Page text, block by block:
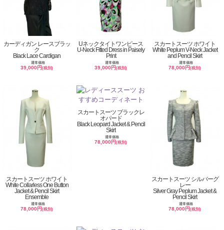
カーディガン レースブラッ
ク
Black Lace Cardigan
通常価格
39,000円(税別)
Uネックタイトワンピース
U-Neck Fitted Dress in Paisely
Print
通常価格
39,000円(税別)
スカートスーツ ホワイト
White Peplum V-Neck Jacket
and Pencil Skirt
通常価格
78,000円(税別)
スカートスーツ ホワイト
White Collarless One Button
Jacket & Pencil Skirt
Ensemble
通常価格
78,000円(税別)
スカートスーツ ブラックレ
オパード
Black Leopard Jacket & Pencil
Skirt
通常価格
78,000円(税別)
スカートスーツ シルバーグ
レー
Silver Gray Peplum Jacket &
Pencil Skirt
通常価格
78,000円(税別)